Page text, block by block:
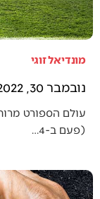
מונדיאל זוגי
נובמבר 30, 2022
עולם הספורט
(פעם ב-4…